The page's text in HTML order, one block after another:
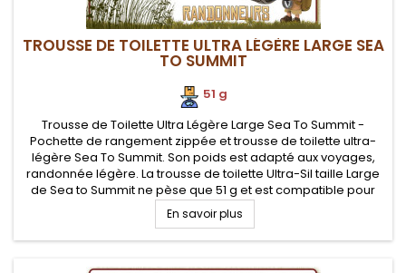
TROUSSE DE TOILETTE ULTRA LÉGÈRE LARGE SEA
TO SUMMIT
51 g
Trousse de Toilette Ultra Légère Large Sea To Summit -
Pochette de rangement zippée et trousse de toilette ultra-
légère Sea To Summit. Son poids est adapté aux voyages,
randonnée légère. La trousse de toilette Ultra-Sil taille Large
de Sea to Summit ne pèse que 51 g et est compatible pour
transport aérien
En savoir plus